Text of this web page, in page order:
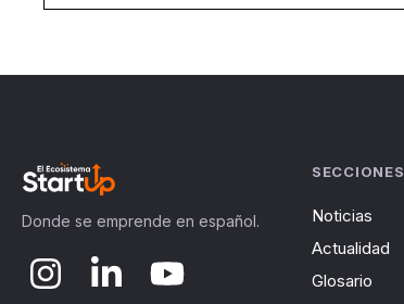
Donde se emprende en español.
SECCIONES
Noticias
Actualidad
Glosario